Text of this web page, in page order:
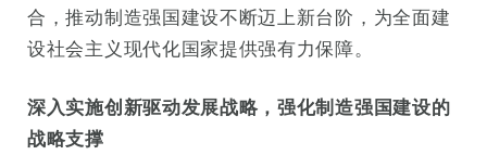
合，推动制造强国建设不断迈上新台阶，为全面建
设社会主义现代化国家提供强有力保障。
深入实施创新驱动发展战略，强化制造强国建设的
战略支撑